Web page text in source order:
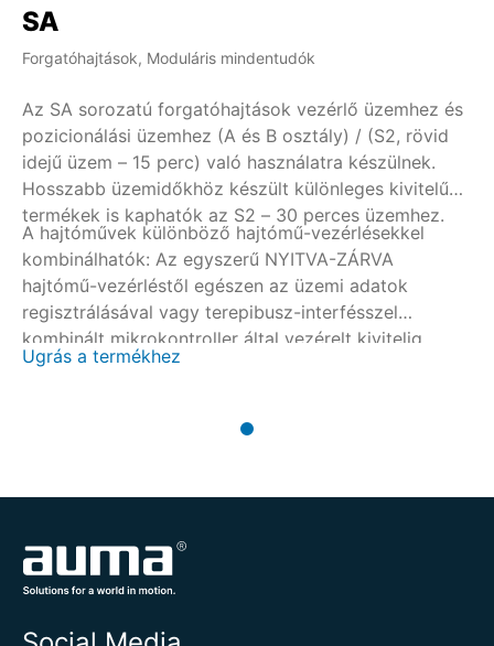
SA
Forgatóhajtások, Moduláris mindentudók
Az SA sorozatú forgatóhajtások vezérlő üzemhez és
pozicionálási üzemhez (A és B osztály) / (S2, rövid
idejű üzem – 15 perc) való használatra készülnek.
Hosszabb üzemidőkhöz készült különleges kivitelű
termékek is kaphatók az S2 – 30 perces üzemhez.
A hajtóművek különböző hajtómű-vezérlésekkel
kombinálhatók: Az egyszerű NYITVA-ZÁRVA
hajtómű-vezérléstől egészen az üzemi adatok
regisztrálásával vagy terepibusz-interfésszel
kombinált mikrokontroller által vezérelt kivitelig.
Ugrás a termékhez